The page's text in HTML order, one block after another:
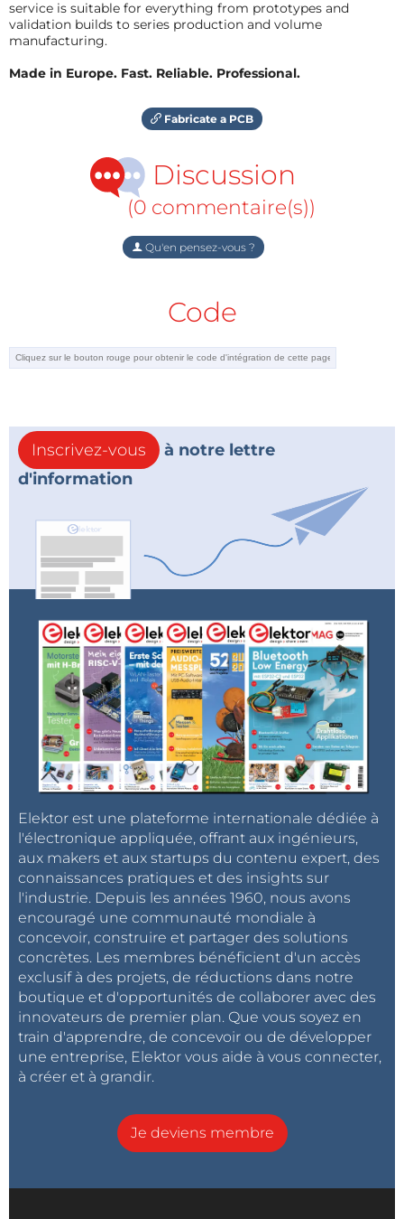
service is suitable for everything from prototypes and
validation builds to series production and volume
manufacturing.
Made in Europe. Fast. Reliable. Professional.
Fabricate a PCB
Discussion
(0 commentaire(s))
Qu'en pensez-vous ?
Code
Inscrivez-vous
à notre lettre
d'information
Elektor est une plateforme internationale dédiée à
l'électronique appliquée, offrant aux ingénieurs,
aux makers et aux startups du contenu expert, des
connaissances pratiques et des insights sur
l'industrie. Depuis les années 1960, nous avons
encouragé une communauté mondiale à
concevoir, construire et partager des solutions
concrètes. Les membres bénéficient d'un accès
exclusif à des projets, de réductions dans notre
boutique et d'opportunités de collaborer avec des
innovateurs de premier plan. Que vous soyez en
train d'apprendre, de concevoir ou de développer
une entreprise, Elektor vous aide à vous connecter,
à créer et à grandir.
Je deviens membre